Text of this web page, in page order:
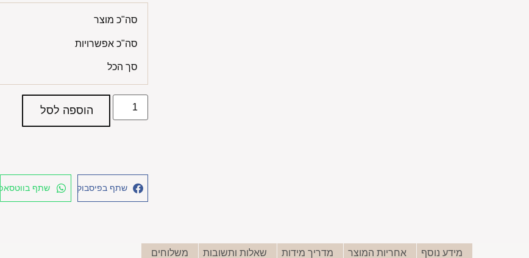
סה"כ מוצר
סה"כ אפשרויות
סך הכל
הוספה לסל
שתף בפיסבוק שתף בווטסאפ
מידע נוסף אחריות המוצר מדריך מידות שאלות ותשובות משלוחים